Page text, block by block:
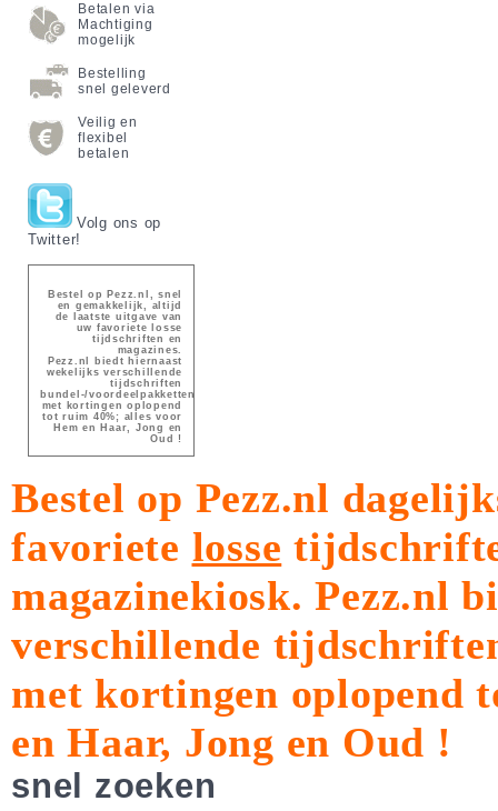
Betalen via
Machtiging
mogelijk
Bestelling
snel geleverd
Veilig en
flexibel
betalen
Volg ons op
Twitter!
Bestel op Pezz.nl, snel
en gemakkelijk, altijd
de laatste uitgave van
uw favoriete losse
tijdschriften en
magazines.
Pezz.nl biedt hiernaast
wekelijks verschillende
tijdschriften
bundel-/voordeelpakketten
met kortingen oplopend
tot ruim 40%; alles voor
Hem en Haar, Jong en
Oud !
Bestel op Pezz.nl
favoriete losse
magazinekiosk.Pezz.nl
verschillende
met kortingen oplopend
en Haar, Jong en Oud !
snel zoeken